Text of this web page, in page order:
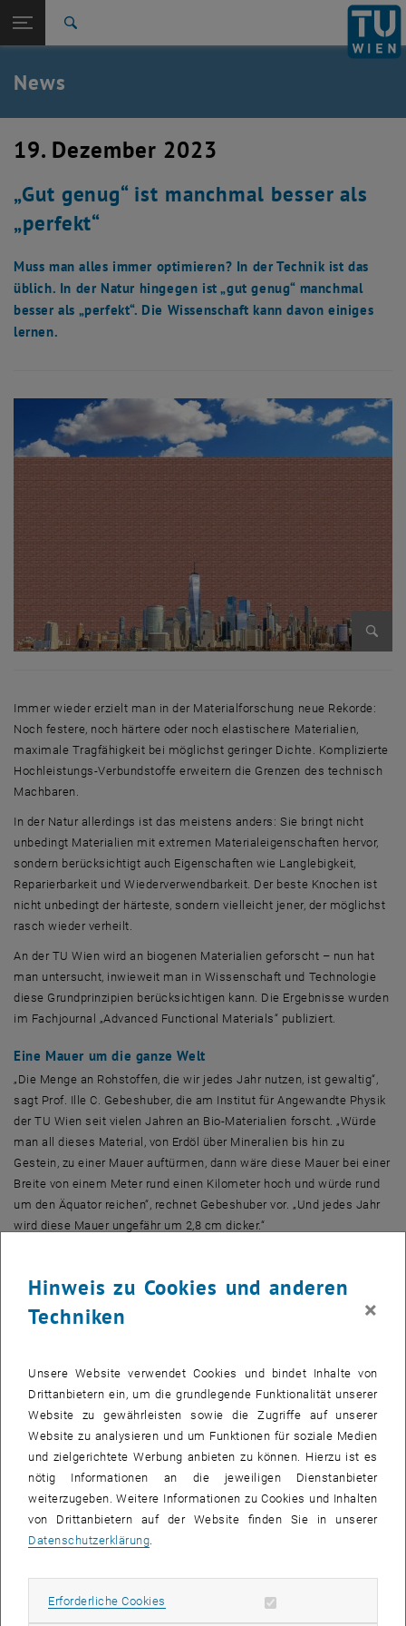
TU Login
Quicklinks
Quicklinks-Menü umschalten
Studium
Zurück: Subseiten von Aktuelles auflisten
Zurück zur letzten Ebene:
Aktuelles
News
News
19. Dezember 2023
„Gut genug“ ist manchmal besser als
„perfekt“
Muss man alles immer optimieren? In der Technik ist das
üblich. In der Natur hingegen ist „gut genug“ manchmal
besser als „perfekt“. Die Wissenschaft kann davon einiges
lernen.
Immer wieder erzielt man in der Materialforschung neue Rekorde:
Noch festere, noch härtere oder noch elastischere Materialien,
maximale Tragfähigkeit bei möglichst geringer Dichte. Komplizierte
Hochleistungs-Verbundstoffe erweitern die Grenzen des technisch
Machbaren.
In der Natur allerdings ist das meistens anders: Sie bringt nicht
unbedingt Materialien mit extremen Materialeigenschaften hervor,
sondern berücksichtigt auch Eigenschaften wie Langlebigkeit,
Reparierbarkeit und Wiederverwendbarkeit. Der beste Knochen ist
nicht unbedingt der härteste, sondern vielleicht jener, der möglichst
rasch wieder verheilt.
An der TU Wien wird an biogenen Materialien geforscht – nun hat
man untersucht, inwieweit man in Wissenschaft und Technologie
diese Grundprinzipien berücksichtigen kann. Die Ergebnisse wurden
im Fachjournal „Advanced Functional Materials“ publiziert.
Eine Mauer um die ganze Welt
„Die Menge an Rohstoffen, die wir jedes Jahr nutzen, ist gewaltig“,
sagt Prof. Ille C. Gebeshuber, die am Institut für Angewandte Physik
der TU Wien seit vielen Jahren an Bio-Materialien forscht. „Würde
man all dieses Material, von Erdöl über Mineralien bis hin zu
Gestein, zu einer Mauer auftürmen, dann wäre diese Mauer bei einer
Breite von einem Meter rund einen Kilometer hoch und würde rund
um den Äquator reichen“, rechnet Gebeshuber vor. „Und jedes Jahr
wird diese Mauer ungefähr um 2,8 cm dicker.“
möchte man unterschiedliche Materialeigenschaften miteinander
kombinieren – man möchte zum Beispiel ein Material, das
Materialien diese Anforderungen am besten erfüllen und wählt dann
ein Material vom äußersten Rand dieses Diagramms, zum Beispiel
eine bestimmte Metalllegierung.“
Im selben Diagramm finden sich aber auch biologische Materialien
– meist mit etwas weniger extremen Eigenschaften. „Die
entscheidende Frage ist nun aber: Sind diese natürlichen
Materialien vielleicht trotzdem noch gut genug, für das, was wir im
konkreten Fall eigentlich brauchen?“ sagt Richard van
nämlich von anderen Vorteilen mehr als aufgewogen werden – etwa
Hinweis zu Cookies und anderen
Techniken
×
Unsere Website verwendet Cookies und bindet Inhalte von
Drittanbietern ein, um die grundlegende Funktionalität unserer
Website zu gewährleisten sowie die Zugriffe auf unserer
Website zu analysieren und um Funktionen für soziale Medien
und zielgerichtete Werbung anbieten zu können. Hierzu ist es
nötig Informationen an die jeweiligen Dienstanbieter
weiterzugeben. Weitere Informationen zu Cookies und Inhalten
von Drittanbietern auf der Website finden Sie in unserer
Datenschutzerklärung.
Erforderliche Cookies Erforderliche Cookies zulassen